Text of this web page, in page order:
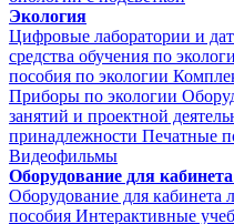
Экология
Цифровые лаборатории и
средства обучения по
пособия по экологии
Приборы по экологии
занятий и проектной
принадлежности Печатные
Видеофильмы
Оборудование для
Оборудование для кабинета
пособия Интерактивные